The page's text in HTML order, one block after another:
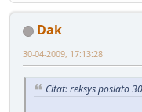
Dak
30-04-2009, 17:13:28
Citat: reksys poslato